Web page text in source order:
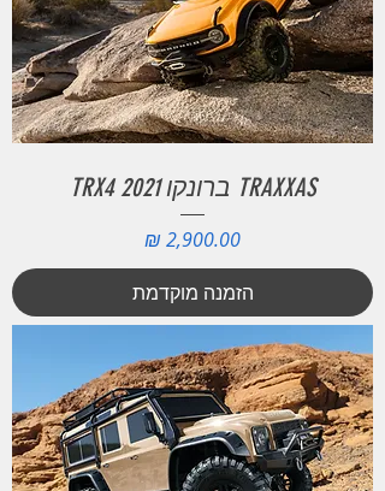
TRAXXAS ברונקו 2021 TRX4
מחיר
הזמנה מוקדמת